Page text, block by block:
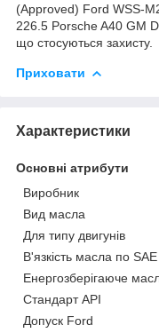
(Approved) Ford WSS-
226.5 Porsche A40 GM
що стосуються захисту.
Приховати
Характеристики
Основні атрибути
Виробник
Вид масла
Для типу двигунів
В'язкість масла по SAE
Енергозберігаюче
Стандарт API
Допуск Ford